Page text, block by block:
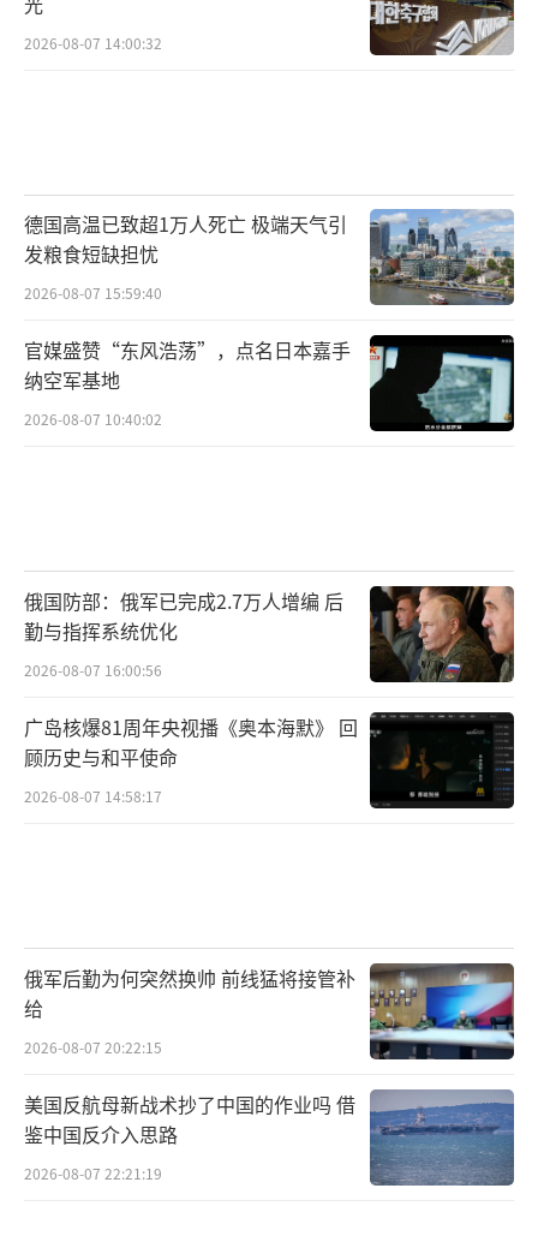
2026-08-07 14:00:32
德国高温已致超1万人死亡 极端天气引
发粮食短缺担忧
2026-08-07 15:59:40
官媒盛赞“东风浩荡”，点名日本嘉手
纳空军基地
2026-08-07 10:40:02
俄国防部：俄军已完成2.7万人增编 后
勤与指挥系统优化
2026-08-07 16:00:56
广岛核爆81周年央视播《奥本海默》 回
顾历史与和平使命
2026-08-07 14:58:17
俄军后勤为何突然换帅 前线猛将接管补
给
2026-08-07 20:22:15
美国反航母新战术抄了中国的作业吗 借
鉴中国反介入思路
2026-08-07 22:21:19